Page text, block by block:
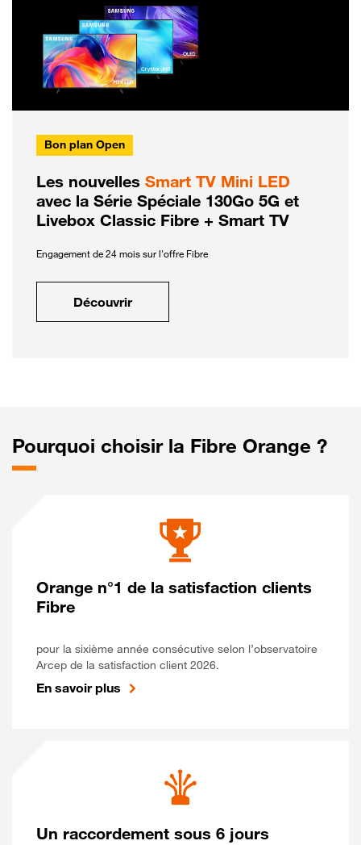
Bon plan Open
Les nouvelles Smart TV Mini LED
avec la Série Spéciale 130Go 5G et
Livebox Classic Fibre + Smart TV
Engagement de 24 mois sur l'offre Fibre
Découvrir
Pourquoi choisir la Fibre Orange ?
Orange n°1 de la satisfaction clients
Fibre
pour la sixième année consécutive selon l’observatoire
Arcep de la satisfaction client 2026.
En savoir plus
Un raccordement sous 6 jours